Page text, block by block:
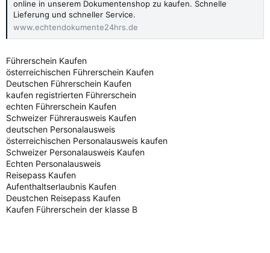
online in unserem Dokumentenshop zu kaufen. Schnelle
Lieferung und schneller Service.
www.echtendokumente24hrs.de
Führerschein Kaufen
österreichischen Führerschein Kaufen
Deutschen Führerschein Kaufen
kaufen registrierten Führerschein
echten Führerschein Kaufen
Schweizer Führerausweis Kaufen
deutschen Personalausweis
österreichischen Personalausweis kaufen
Schweizer Personalausweis Kaufen
Echten Personalausweis
Reisepass Kaufen
Aufenthaltserlaubnis Kaufen
Deustchen Reisepass Kaufen
Kaufen Führerschein der klasse B